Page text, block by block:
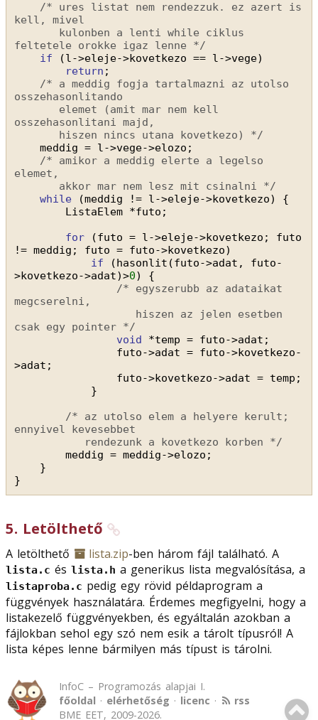
/* ures listat nem rendezzuk. ez azert is
kell, mivel
kulonben a lenti while ciklus
feltetele orokke igaz lenne */
if
(l->eleje->kovetkezo == l->vege)
return ;
/* a meddig fogja tartalmazni az utolso
osszehasonlitando
elemet (amit mar nem kell
osszehasonlitani majd,
hiszen nincs utana kovetkezo) */
meddig = l->vege->elozo;
/* amikor a meddig elerte a legelso
elemet,
akkor mar nem lesz mit csinalni */
while
(meddig != l->eleje->kovetkezo) {
ListaElem *futo;
for
(futo = l->eleje->kovetkezo; futo
!= meddig; futo = futo->kovetkezo)
if
(hasonlit(futo->adat, futo-
>kovetkezo->adat)>0) {
/* egyszerubb az adataikat
megcserelni,
hiszen az jelen esetben
csak egy pointer */
void
*temp = futo->adat;
futo->adat = futo->kovetkezo-
>adat;
futo->kovetkezo->adat = temp;
}
/* az utolso elem a helyere kerult;
ennyivel kevesebbet
rendezunk a kovetkezo korben */
meddig = meddig->elozo;
}
}
5. Letölthető
A letölthető lista.zip-ben három fájl található. A
lista.c és lista.h a generikus lista megvalósítása, a
listaproba.c pedig egy rövid példaprogram a
függvények használatára. Érdemes megfigyelni, hogy a
listakezelő függvényekben, és egyáltalán azokban a
fájlokban sehol egy szó nem esik a tárolt típusról! A
lista képes lenne bármilyen más típust is tárolni.
InfoC – Programozás alapjai I.
főoldal · elérhetőség · licenc ·
rss
BME EET, 2009-2026.